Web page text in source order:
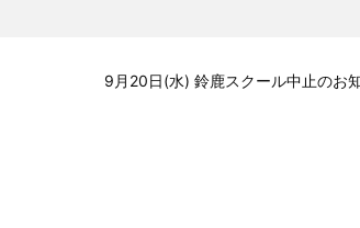
9月20日(水) 鈴鹿スクール中止のお